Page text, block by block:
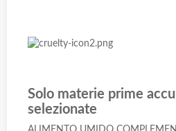
Solo materie prime
selezionate